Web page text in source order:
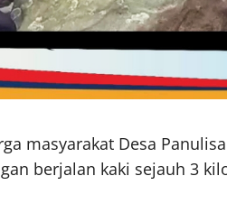
masyarakat Desa
berjalan kaki sejauh 3